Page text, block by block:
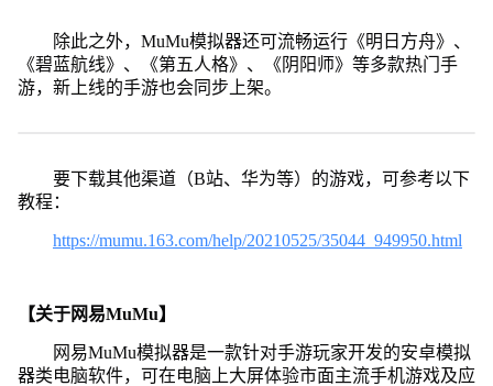
除此之外，MuMu模拟器还可流畅运行《明日方舟》、
《碧蓝航线》、《第五人格》、《阴阳师》等多款热门手
游，新上线的手游也会同步上架。
要下载其他渠道（B站、华为等）的游戏，可参考以下
教程：
https://mumu.163.com/help/20210525/35044_949950.html
【关于网易MuMu】
网易MuMu模拟器是一款针对手游玩家开发的安卓模拟
器类电脑软件，可在电脑上大屏体验市面主流手机游戏及应